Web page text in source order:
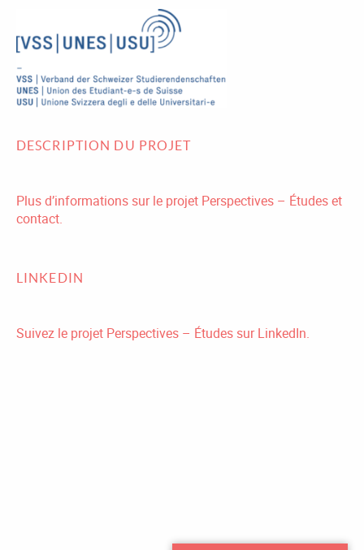
DESCRIPTION DU PROJET
Plus d’informations sur le projet Perspectives – Études et
contact.
LINKEDIN
Suivez le projet Perspectives – Études sur LinkedIn.